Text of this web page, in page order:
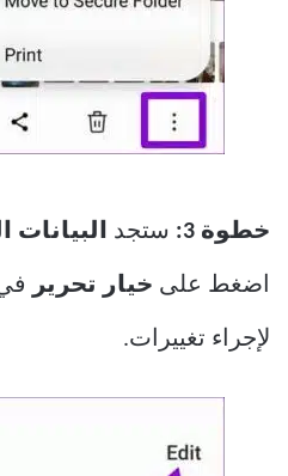
خطوة 3: ستجد
اضغط على خيار تحرير
لإجراء تغييرات.